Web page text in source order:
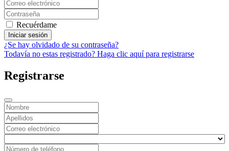
Recuérdame
Iniciar sesión
¿Se hay olvidado de su contraseña?
Todavía no estas registrado? Haga clic aquí para registrarse
Registrarse